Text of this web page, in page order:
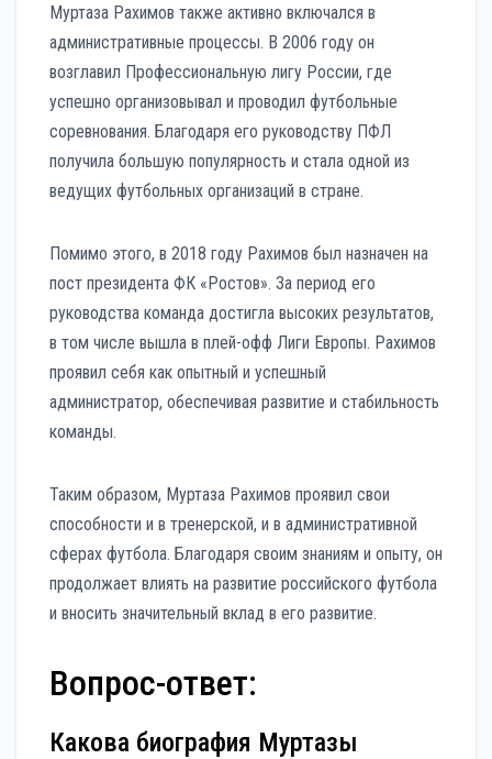
Муртаза Рахимов также активно включался в
административные процессы. В 2006 году он
возглавил Профессиональную лигу России, где
успешно организовывал и проводил футбольные
соревнования. Благодаря его руководству ПФЛ
получила большую популярность и стала одной из
ведущих футбольных организаций в стране.
Помимо этого, в 2018 году Рахимов был назначен на
пост президента ФК «Ростов». За период его
руководства команда достигла высоких результатов,
в том числе вышла в плей-офф Лиги Европы. Рахимов
проявил себя как опытный и успешный
администратор, обеспечивая развитие и стабильность
команды.
Таким образом, Муртаза Рахимов проявил свои
способности и в тренерской, и в административной
сферах футбола. Благодаря своим знаниям и опыту, он
продолжает влиять на развитие российского футбола
и вносить значительный вклад в его развитие.
Вопрос-ответ:
Какова биография Муртазы